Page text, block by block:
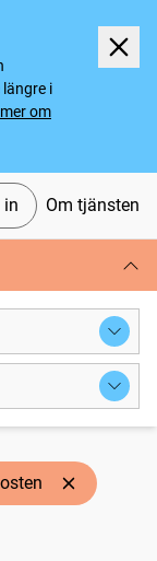
i
om
in Om tjänsten